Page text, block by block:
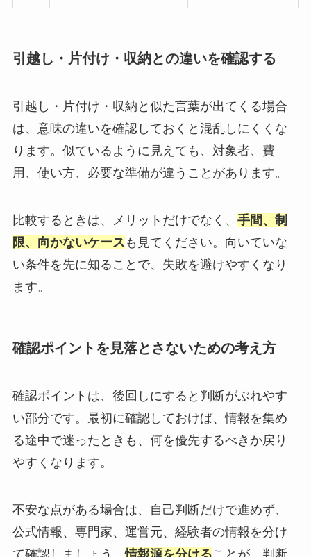
引越し・片付け・収納との違いを確認する
引越し・片付け・収納と似た言葉が出てくる場合
は、意味の違いを確認しておくと混乱しにくくな
ります。似ているように見えても、対象者、費
用、使い方、必要な準備が違うことがあります。
比較するときは、メリットだけでなく、 手間、制
限、向かないケース も見てください。向いていな
い条件を先に知ることで、失敗を避けやすくなり
ます。
確認ポイントを見落とさないための考え方
確認ポイントは、後回しにすると判断がぶれやす
い部分です。最初に確認しておけば、情報を集め
る途中で迷ったときも、何を優先するべきか戻り
やすくなります。
不安な点がある場合は、自己判断だけで進めず、
公式情報、専門家、運営元、経験者の情報を分け